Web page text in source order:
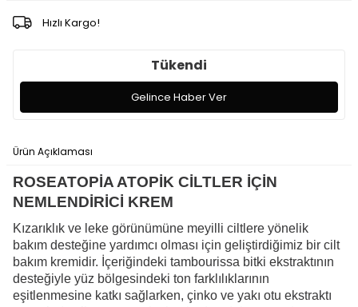
Hızlı Kargo!
Tükendi
Gelince Haber Ver
Ürün Açıklaması
ROSEATOPİA ATOPİK CİLTLER İÇİN
NEMLENDİRİCİ KREM
Kızarıklık ve leke görünümüne meyilli ciltlere yönelik
bakım desteğine yardımcı olması için geliştirdiğimiz bir cilt
bakım kremidir. İçeriğindeki tambourissa bitki ekstraktının
desteğiyle yüz bölgesindeki ton farklılıklarının
eşitlenmesine katkı sağlarken, çinko ve yakı otu ekstraktı